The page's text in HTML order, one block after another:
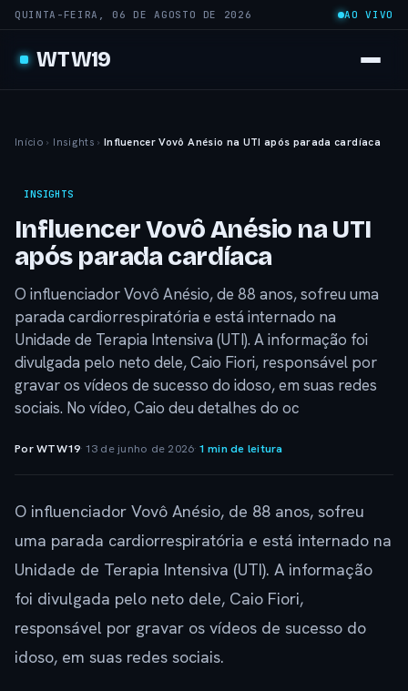
QUINTA-FEIRA, 06 DE AGOSTO DE 2026 AO VIVO
WTW19
Início › Insights › Influencer Vovô Anésio na UTI após parada cardíaca
INSIGHTS
Influencer Vovô Anésio na UTI
após parada cardíaca
O influenciador Vovô Anésio, de 88 anos, sofreu uma
parada cardiorrespiratória e está internado na
Unidade de Terapia Intensiva (UTI). A informação foi
divulgada pelo neto dele, Caio Fiori, responsável por
gravar os vídeos de sucesso do idoso, em suas redes
sociais. No vídeo, Caio deu detalhes do oc
Por WTW19· 13 de junho de 2026· 1 min de leitura
O influenciador Vovô Anésio, de 88 anos, sofreu
uma parada cardiorrespiratória e está internado na
Unidade de Terapia Intensiva (UTI). A informação
foi divulgada pelo neto dele, Caio Fiori,
responsável por gravar os vídeos de sucesso do
idoso, em suas redes sociais.